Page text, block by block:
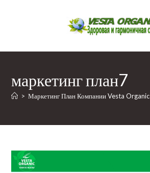
маркетинг план7
> Маркетинг План Компании Vesta Organic